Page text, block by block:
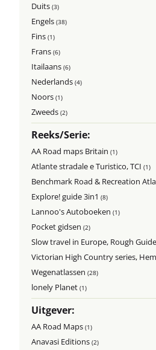
Duits(3)
Engels(38)
Fins(1)
Frans(6)
Itailaans(6)
Nederlands(4)
Noors(1)
Zweeds(2)
Reeks/Serie:
AA Road maps Britain(1)
Atlante stradale e Turistico, TCI(1)
Benchmark Road & Recreation
Explore! guide 3in1(8)
Lannoo's Autoboeken(1)
Pocket gidsen(2)
Slow travel in Europe, Rough
Victorian High Country series,
Wegenatlassen(28)
lonely Planet(1)
Uitgever:
AA Road Maps(1)
Anavasi Editions(2)